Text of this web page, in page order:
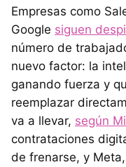
Empresas como
Google siguen
número de
nuevo factor: la
ganando fuerza y
reemplazar
va a llevar, según
contrataciones
de frenarse, y